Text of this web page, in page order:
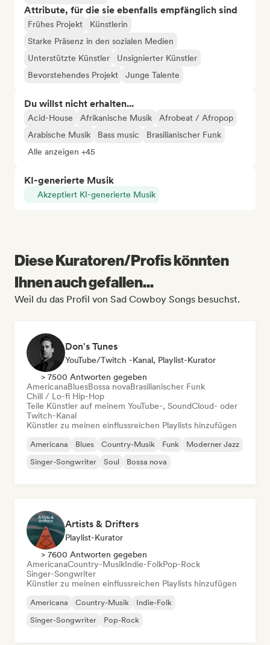
Attribute, für die sie ebenfalls empfänglich sind
Frühes Projekt
Künstlerin
Starke Präsenz in den sozialen Medien
Unterstützte Künstler
Unsignierter Künstler
Bevorstehendes Projekt
Junge Talente
Du willst nicht erhalten...
Acid-House Afrikanische Musik
Afrobeat / Afropop
Arabische Musik
Bass music
Brasilianischer Funk
Alle anzeigen +45
KI-generierte Musik
Akzeptiert KI-generierte Musik
Diese Kuratoren/Profis könnten
Ihnen auch gefallen...
Weil du das Profil von Sad Cowboy Songs besuchst.
Don's Tunes
YouTube/Twitch -Kanal, Playlist-Kurator
> 7500 Antworten gegeben
AmericanaBluesBossa novaBrasilianischer Funk
Chill / Lo-fi Hip-Hop
Teile Künstler auf meinem YouTube-, SoundCloud- oder
Twitch-Kanal
Künstler zu meinen einflussreichen Playlists hinzufügen
Americana Blues Country-Musik Funk
Moderner Jazz
Singer-Songwriter
Soul Bossa nova
Artists & Drifters
Playlist-Kurator
> 7600 Antworten gegeben
AmericanaCountry-MusikIndie-FolkPop-Rock
Singer-Songwriter
Künstler zu meinen einflussreichen Playlists hinzufügen
Americana Country-Musik
Indie-Folk
Singer-Songwriter
Pop-Rock